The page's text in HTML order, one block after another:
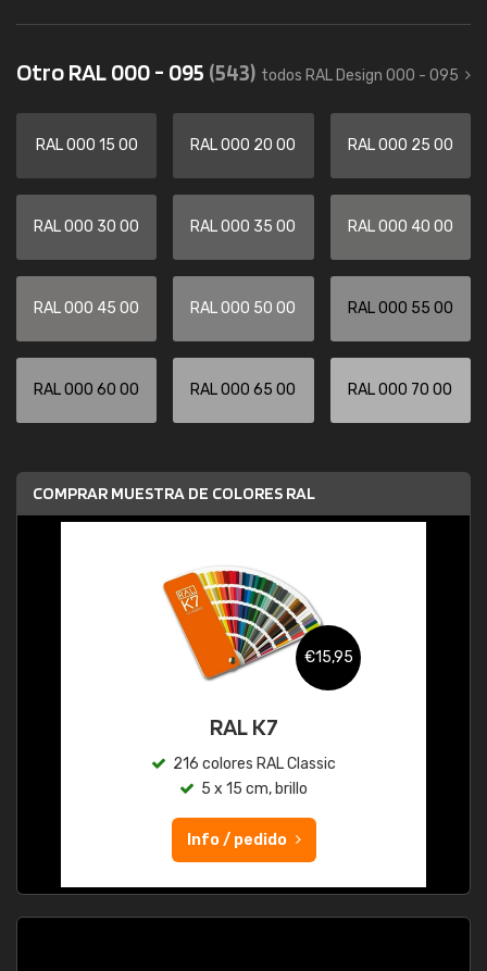
Otro RAL 000 - 095 (543) todos RAL Design 000 - 095
RAL 000 15 00 RAL 000 20 00 RAL 000 25 00
RAL 000 30 00 RAL 000 35 00 RAL 000 40 00
RAL 000 45 00 RAL 000 50 00 RAL 000 55 00
RAL 000 60 00 RAL 000 65 00 RAL 000 70 00
COMPRAR MUESTRA DE COLORES RAL
€15,95
RAL K7
216 colores RAL Classic
5 x 15 cm, brillo
Info / pedido